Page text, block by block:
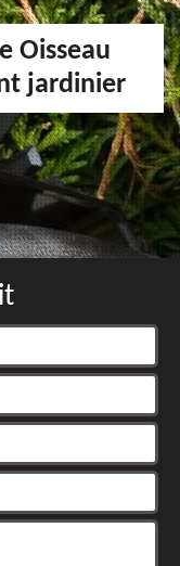
Oisseau
jardinier